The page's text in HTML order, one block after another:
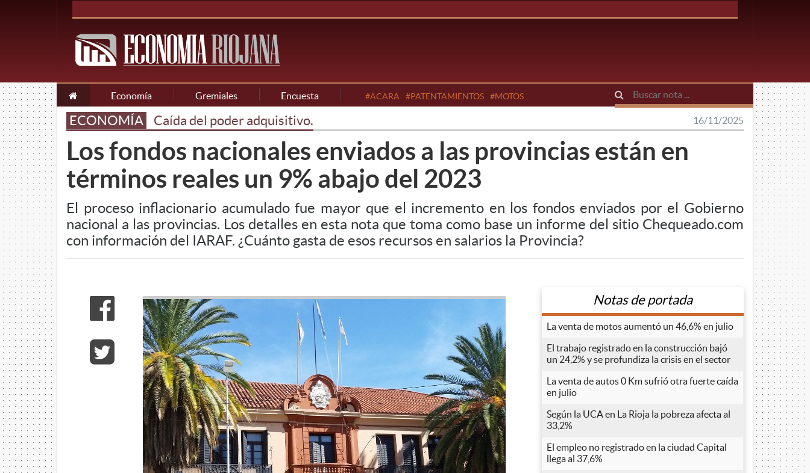
Economía Gremiales Encuesta #ACARA #PATENTAMIENTOS #MOTOS
ECONOMÍA Caída del poder adquisitivo. 16/11/2025
Los fondos nacionales enviados a las provincias están en
términos reales un 9% abajo del 2023
El proceso inflacionario acumulado fue mayor que el incremento en los fondos enviados por el Gobierno
nacional a las provincias. Los detalles en esta nota que toma como base un informe del sitio Chequeado.com
con información del IARAF. ¿Cuánto gasta de esos recursos en salarios la Provincia?
Notas de portada
La venta de motos aumentó un 46,6% en julio
El trabajo registrado en la construcción bajó
un 24,2% y se profundiza la crisis en el sector
La venta de autos 0 Km sufrió otra fuerte caída
en julio
Según la UCA en La Rioja la pobreza afecta al
33,2%
El empleo no registrado en la ciudad Capital
llega al 37,6%